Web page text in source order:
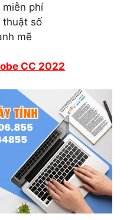
miễn phí
thuật số
mẽ
CC 2022